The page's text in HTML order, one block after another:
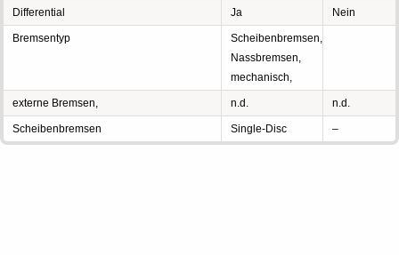
Differential Ja Nein
Bremsentyp
Scheibenbremsen,
Nassbremsen,
mechanisch,
externe Bremsen, n.d. n.d.
Scheibenbremsen Single-Disc –